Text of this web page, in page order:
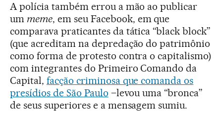
A polícia também errou a mão ao publicar
um meme, em seu Facebook, em que
comparava praticantes da tática “black block”
(que acreditam na depredação do patrimônio
como forma de protesto contra o capitalismo)
com integrantes do Primeiro Comando da
Capital, facção criminosa que comanda os
presídios de São Paulo –levou uma “bronca”
de seus superiores e a mensagem sumiu.